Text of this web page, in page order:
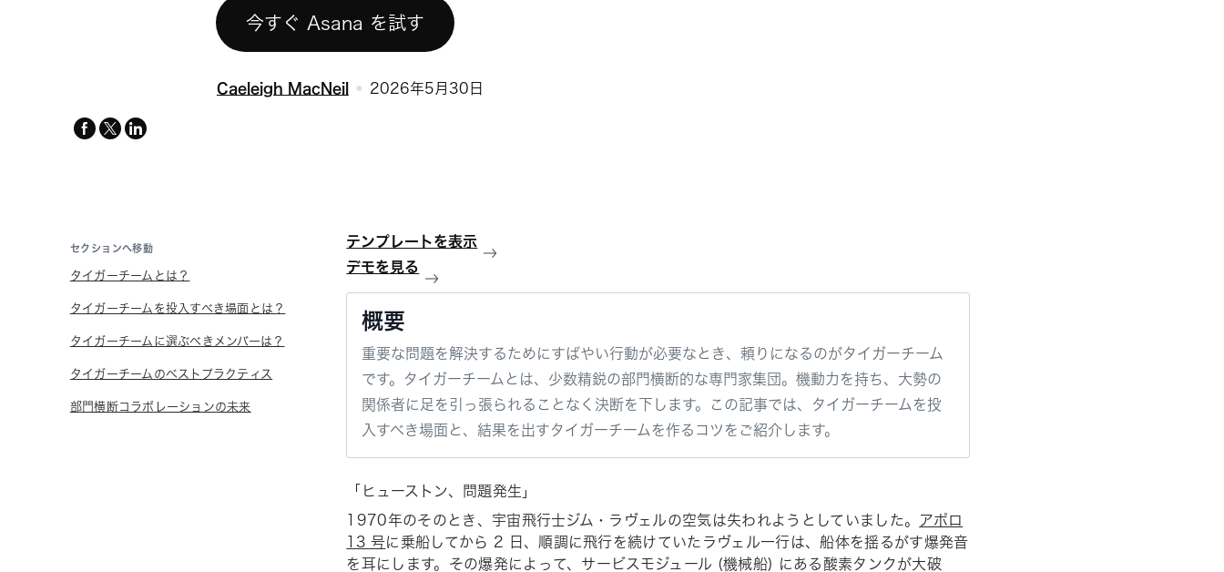
今すぐ Asana を試す
Caeleigh MacNeil 2026年5月30日
facebook
x-
linkedin
セクションへ移動
タイガーチームとは？
タイガーチームを投入すべき場面とは？
タイガーチームに選ぶべきメンバーは？
タイガーチームのベストプラクティス
部門横断コラボレーションの未来
テンプレートを表示
デモを見る
概要
重要な問題を解決するためにすばやい行動が必要なとき、頼りになるのがタイガーチーム
です。タイガーチームとは、少数精鋭の部門横断的な専門家集団。機動力を持ち、大勢の
関係者に足を引っ張られることなく決断を下します。この記事では、タイガーチームを投
入すべき場面と、結果を出すタイガーチームを作るコツをご紹介します。
「ヒューストン、問題発生」
1970年のそのとき、宇宙飛行士ジム・ラヴェルの空気は失われようとしていました。
アポロ
13 号に乗船してから 2 日、順調に飛行を続けていたラヴェル一行は、船体を揺るがす爆発音
を耳にします。その爆発によって、サービスモジュール (機械船) にある酸素タンクが大破